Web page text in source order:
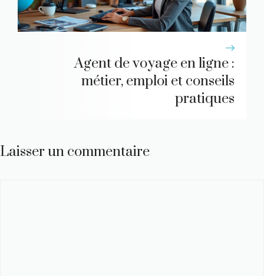
Agent de voyage en ligne :
métier, emploi et conseils
pratiques
Laisser un commentaire